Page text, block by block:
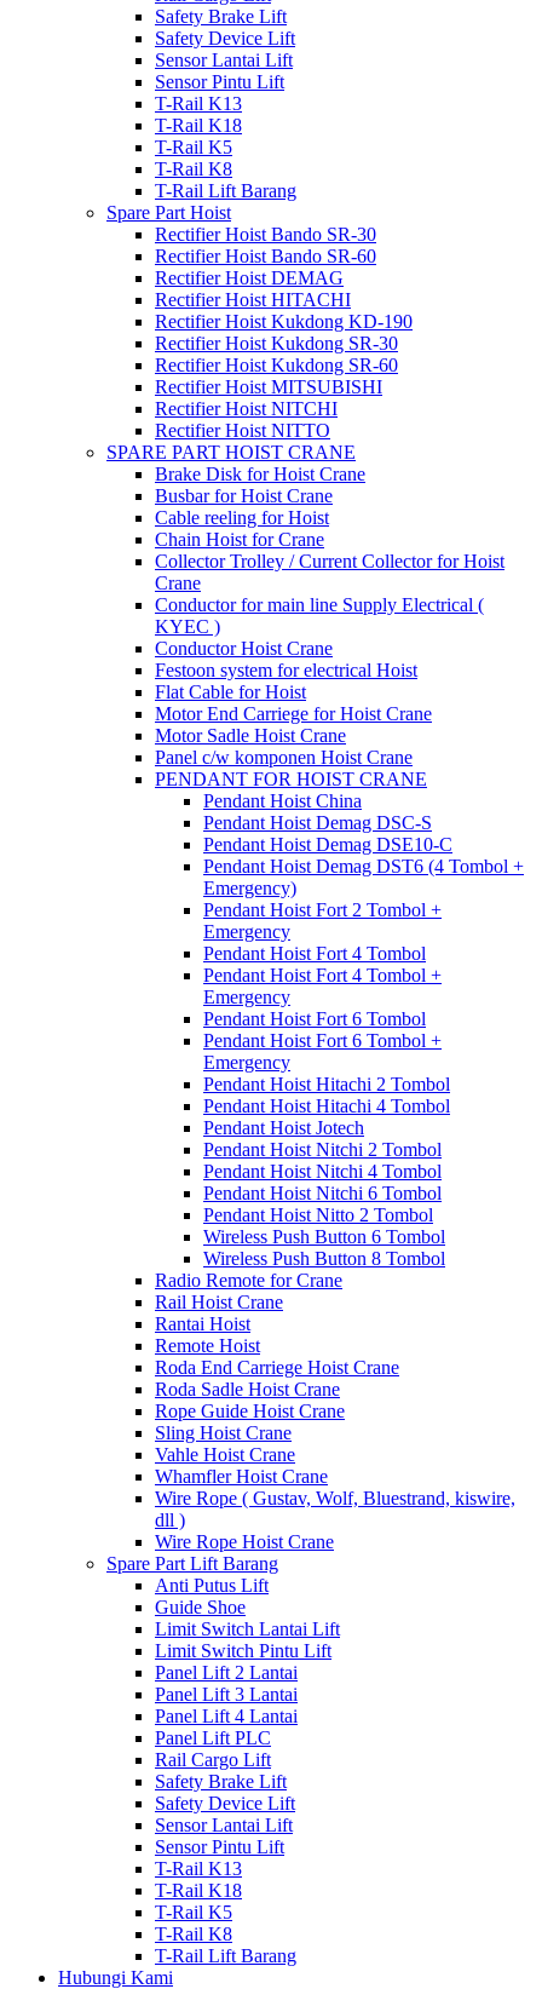
Safety Brake Lift
Safety Device Lift
Sensor Lantai Lift
Sensor Pintu Lift
T-Rail K13
T-Rail K18
T-Rail K5
T-Rail K8
T-Rail Lift Barang
Spare Part Hoist
Rectifier Hoist Bando SR-30
Rectifier Hoist Bando SR-60
Rectifier Hoist DEMAG
Rectifier Hoist HITACHI
Rectifier Hoist Kukdong KD-190
Rectifier Hoist Kukdong SR-30
Rectifier Hoist Kukdong SR-60
Rectifier Hoist MITSUBISHI
Rectifier Hoist NITCHI
Rectifier Hoist NITTO
SPARE PART HOIST CRANE
Brake Disk for Hoist Crane
Busbar for Hoist Crane
Cable reeling for Hoist
Chain Hoist for Crane
Collector Trolley / Current Collector for Hoist
Crane
Conductor for main line Supply Electrical (
KYEC )
Conductor Hoist Crane
Festoon system for electrical Hoist
Flat Cable for Hoist
Motor End Carriege for Hoist Crane
Motor Sadle Hoist Crane
Panel c/w komponen Hoist Crane
PENDANT FOR HOIST CRANE
Pendant Hoist China
Pendant Hoist Demag DSC-S
Pendant Hoist Demag DSE10-C
Pendant Hoist Demag DST6 (4 Tombol +
Emergency)
Pendant Hoist Fort 2 Tombol +
Emergency
Pendant Hoist Fort 4 Tombol
Pendant Hoist Fort 4 Tombol +
Emergency
Pendant Hoist Fort 6 Tombol
Pendant Hoist Fort 6 Tombol +
Emergency
Pendant Hoist Hitachi 2 Tombol
Pendant Hoist Hitachi 4 Tombol
Pendant Hoist Jotech
Pendant Hoist Nitchi 2 Tombol
Pendant Hoist Nitchi 4 Tombol
Pendant Hoist Nitchi 6 Tombol
Pendant Hoist Nitto 2 Tombol
Wireless Push Button 6 Tombol
Wireless Push Button 8 Tombol
Radio Remote for Crane
Rail Hoist Crane
Rantai Hoist
Remote Hoist
Roda End Carriege Hoist Crane
Roda Sadle Hoist Crane
Rope Guide Hoist Crane
Sling Hoist Crane
Vahle Hoist Crane
Whamfler Hoist Crane
Wire Rope ( Gustav, Wolf, Bluestrand, kiswire,
dll )
Wire Rope Hoist Crane
Spare Part Lift Barang
Anti Putus Lift
Guide Shoe
Limit Switch Lantai Lift
Limit Switch Pintu Lift
Panel Lift 2 Lantai
Panel Lift 3 Lantai
Panel Lift 4 Lantai
Panel Lift PLC
Rail Cargo Lift
Safety Brake Lift
Safety Device Lift
Sensor Lantai Lift
Sensor Pintu Lift
T-Rail K13
T-Rail K18
T-Rail K5
T-Rail K8
T-Rail Lift Barang
Hubungi Kami